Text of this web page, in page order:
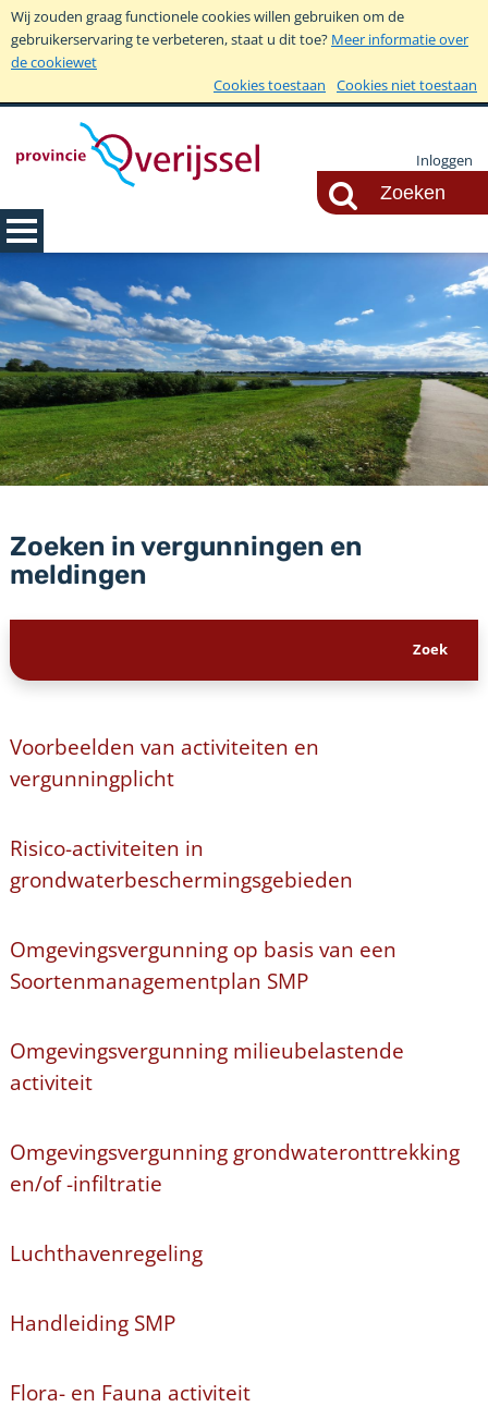
Wij zouden graag functionele cookies willen gebruiken om de
gebruikerservaring te verbeteren, staat u dit toe? Meer informatie over
de cookiewet
Cookies toestaan
Cookies niet toestaan
Inloggen
Zoeken in vergunningen en
meldingen
Voorbeelden van activiteiten en
vergunningplicht
Risico-activiteiten in
grondwaterbeschermingsgebieden
Omgevingsvergunning op basis van een
Soortenmanagementplan SMP
Omgevingsvergunning milieubelastende
activiteit
Omgevingsvergunning grondwateronttrekking
en/of -infiltratie
Luchthavenregeling
Handleiding SMP
Flora- en Fauna activiteit